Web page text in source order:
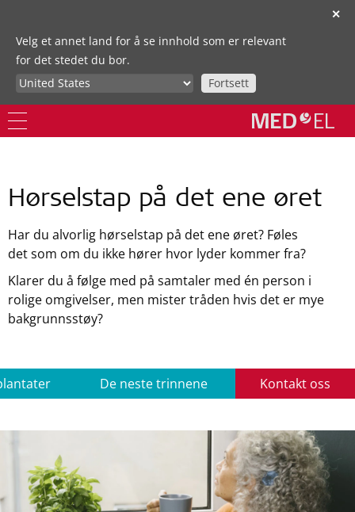
✕
Velg et annet land for å se innhold som er relevant
for det stedet du bor.
Fortsett
Hørselstap på det ene øret
Har du alvorlig hørselstap på det ene øret? Føles
det som om du ikke hører hvor lyder kommer fra?
Klarer du å følge med på samtaler med én person i
rolige omgivelser, men mister tråden hvis det er mye
bakgrunnsstøy?
De neste trinnene Kontakt oss